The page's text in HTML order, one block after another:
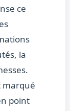
ce
la
marqué
point